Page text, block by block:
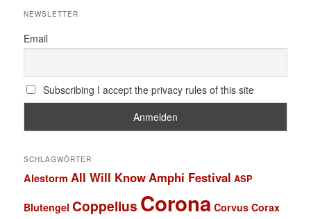
NEWSLETTER
Email
Subscribing I accept the privacy rules of this site
SCHLAGWÖRTER
Alestorm All Will Know Amphi Festival ASP
Blutengel Coppelius Corona Corvus Corax